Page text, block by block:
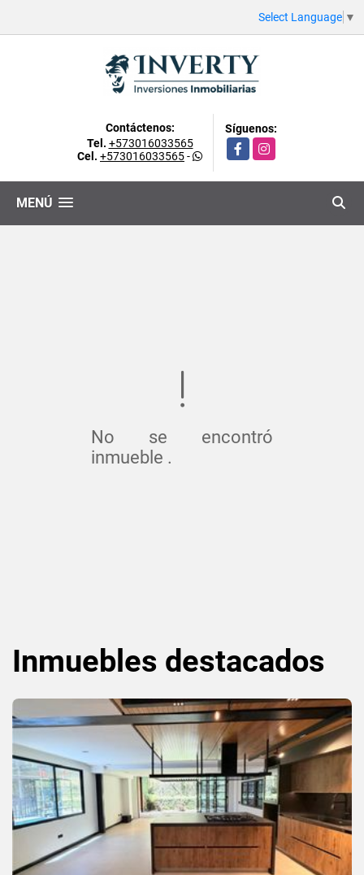
Select Language ▼
Contáctenos:
Tel. +573016033565
Cel. +573016033565-
Síguenos:
FacebookInstagram
MENÚ
No se encontró
inmueble .
Inmuebles destacados